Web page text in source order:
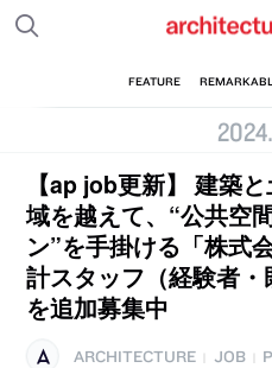
2024.
【ap job更新】 建築
域を越えて、“公共空
ン”を手掛ける「株式
計スタッフ（経験者・
を追加募集中
ARCHITECTURE JOB